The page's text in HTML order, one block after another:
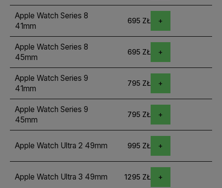
Apple Watch Series 8
41mm
695 ZŁ
Apple Watch Series 8
45mm
695 ZŁ
Apple Watch Series 9
41mm
795 ZŁ
Apple Watch Series 9
45mm
795 ZŁ
Apple Watch Ultra 2 49mm 995 ZŁ
Apple Watch Ultra 3 49mm 1295 ZŁ